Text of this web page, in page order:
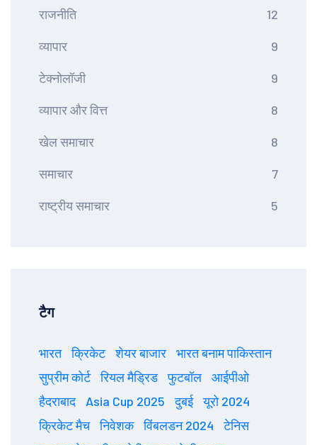
राजनीति 12
व्यापार 9
टेक्नोलॉजी 9
व्यापार और वित्त 8
खेल समाचार 8
समाचार 7
राष्ट्रीय समाचार 5
टैग
भारत क्रिकेट शेयर बाजार
भारत बनाम पाकिस्तान
सुप्रीम कोर्ट
रियल मैड्रिड फुटबॉल
आईपीओ
हैदराबाद
Asia Cup 2025 दुबई
यूरो 2024
क्रिकेट मैच
निवेशक विंबलडन 2024
टेनिस